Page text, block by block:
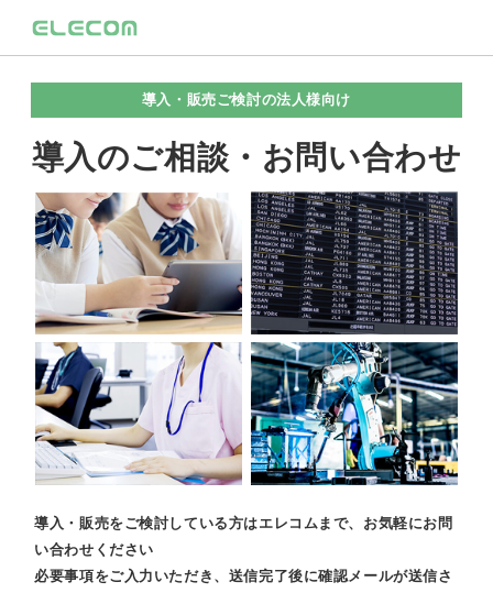
導入・販売ご検討の法人様向け
導入のご相談・お問い合わせ
導入・販売をご検討している方はエレコムまで、お気軽にお問
い合わせください
必要事項をご入力いただき、送信完了後に確認メールが送信さ